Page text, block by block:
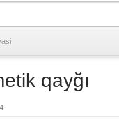
qayğı